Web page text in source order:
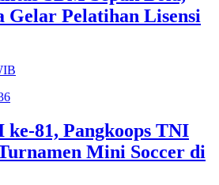
Pelatihan Lisensi
81, Pangkoops TNI
Mini Soccer di